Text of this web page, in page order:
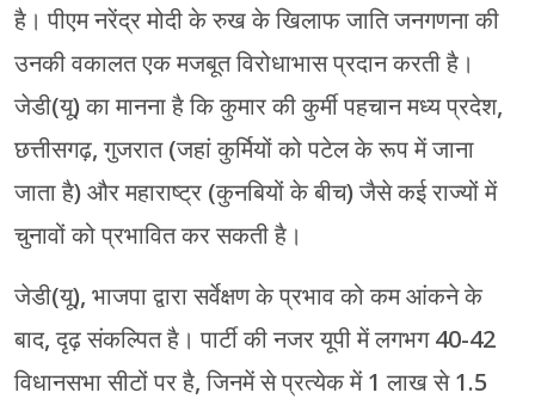
है। पीएम नरेंद्र मोदी के रुख के खिलाफ जाति जनगणना की
उनकी वकालत एक मजबूत विरोधाभास प्रदान करती है।
जेडी(यू) का मानना ​​है कि कुमार की कुर्मी पहचान मध्य प्रदेश,
छत्तीसगढ़, गुजरात (जहां कुर्मियों को पटेल के रूप में जाना
जाता है) और महाराष्ट्र (कुनबियों के बीच) जैसे कई राज्यों में
चुनावों को प्रभावित कर सकती है।
जेडी(यू), भाजपा द्वारा सर्वेक्षण के प्रभाव को कम आंकने के
बाद, दृढ़ संकल्पित है। पार्टी की नजर यूपी में लगभग 40-42
विधानसभा सीटों पर है, जिनमें से प्रत्येक में 1 लाख से 1.5